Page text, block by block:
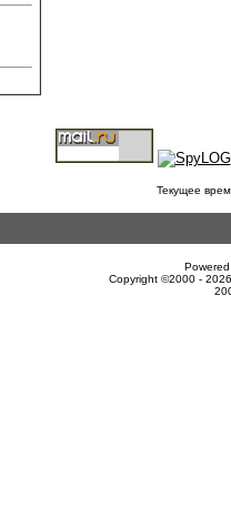
Текущее
Copyright ©2000 -